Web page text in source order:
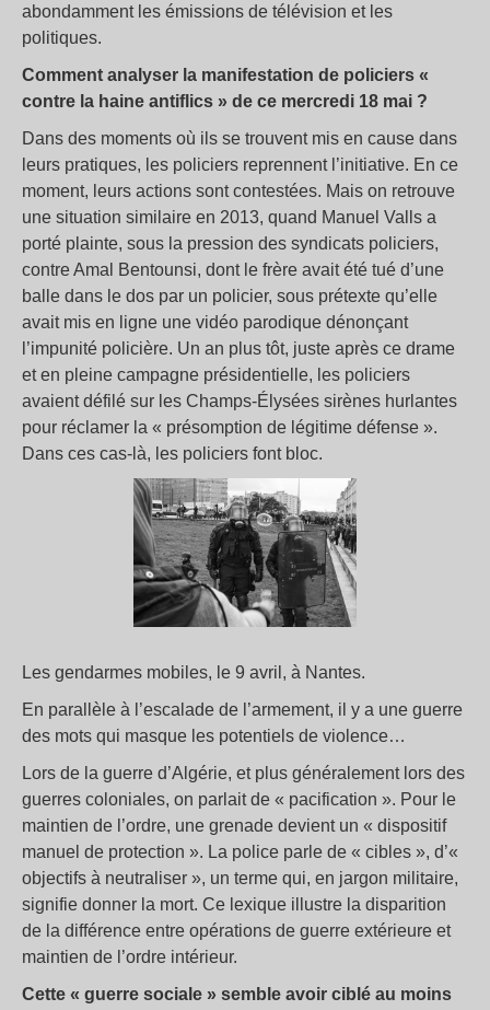
abondamment les émissions de télévision et les
politiques.
Comment analyser la manifestation de policiers «
contre la haine antiflics » de ce mercredi 18 mai ?
Dans des moments où ils se trouvent mis en cause dans
leurs pratiques, les policiers reprennent l’initiative. En ce
moment, leurs actions sont contestées. Mais on retrouve
une situation similaire en 2013, quand Manuel Valls a
porté plainte, sous la pression des syndicats policiers,
contre Amal Bentounsi, dont le frère avait été tué d’une
balle dans le dos par un policier, sous prétexte qu’elle
avait mis en ligne une vidéo parodique dénonçant
l’impunité policière. Un an plus tôt, juste après ce drame
et en pleine campagne présidentielle, les policiers
avaient défilé sur les Champs-Élysées sirènes hurlantes
pour réclamer la « présomption de légitime défense ».
Dans ces cas-là, les policiers font bloc.
Les gendarmes mobiles, le 9 avril, à Nantes.
En parallèle à l’escalade de l’armement, il y a une guerre
des mots qui masque les potentiels de violence…
Lors de la guerre d’Algérie, et plus généralement lors des
guerres coloniales, on parlait de « pacification ». Pour le
maintien de l’ordre, une grenade devient un « dispositif
manuel de protection ». La police parle de « cibles », d’«
objectifs à neutraliser », un terme qui, en jargon militaire,
signifie donner la mort. Ce lexique illustre la disparition
de la différence entre opérations de guerre extérieure et
maintien de l’ordre intérieur.
Cette « guerre sociale » semble avoir ciblé au moins